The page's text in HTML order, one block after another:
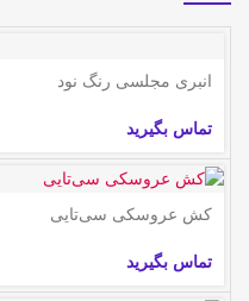
انبری مجلسی رنگ نود
تماس بگیرید
کش عروسکی سی‌تایی
تماس بگیرید